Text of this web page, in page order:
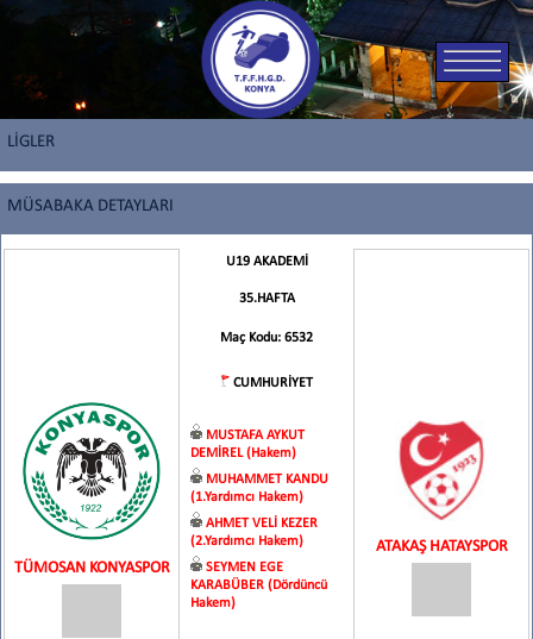
LİGLER
MÜSABAKA DETAYLARI
TÜMOSAN KONYASPOR
U19 AKADEMİ
35.HAFTA
Maç Kodu: 6532
CUMHURİYET
MUSTAFA AYKUT
DEMİREL (Hakem)
MUHAMMET KANDU
(1.Yardımcı Hakem)
AHMET VELİ KEZER
(2.Yardımcı Hakem)
SEYMEN EGE
KARABÜBER (Dördüncü
Hakem)
ATAKAŞ HATAYSPOR